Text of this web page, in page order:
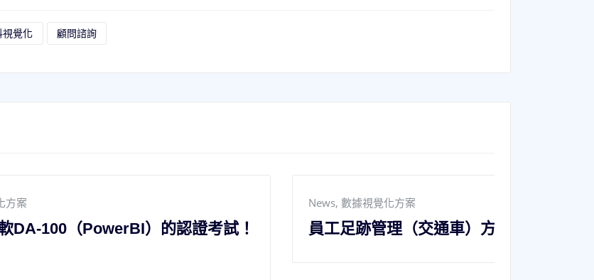
視覺化 顧問諮詢
認證考試！
員工足跡管理（交通車）方案